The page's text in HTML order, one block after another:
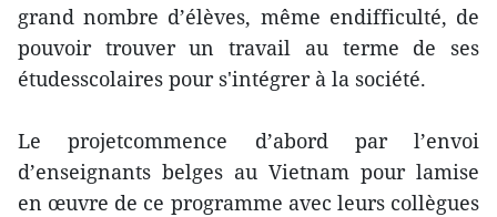
grand nombre d’élèves, même endifficulté, de
pouvoir trouver un travail au terme de ses
étudesscolaires pour s'intégrer à la société.
Le projetcommence d’abord par l’envoi
d’enseignants belges au Vietnam pour lamise
en œuvre de ce programme avec leurs collègues